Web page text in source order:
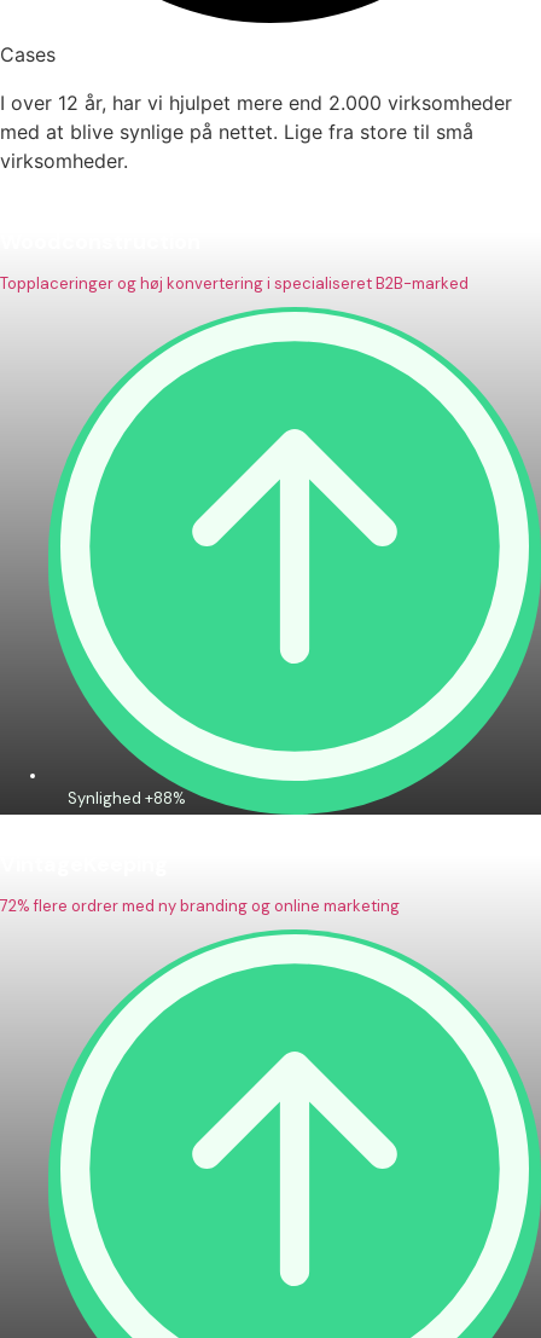
Cases
I over 12 år, har vi hjulpet mere end 2.000 virksomheder
med at blive synlige på nettet. Lige fra store til små
virksomheder.
Topplaceringer og høj konvertering i specialiseret B2B-marked
Synlighed +88%
72% flere ordrer med ny branding og online marketing